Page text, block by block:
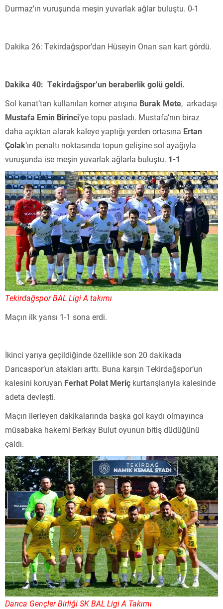
Durmaz’ın vuruşunda meşin yuvarlak ağlar buluştu. 0-1
Dakika 26: Tekirdağspor’dan Hüseyin Onan sarı kart gördü.
Dakika 40: Tekirdağspor’un beraberlik golü geldi.
Sol kanat’tan kullanılan korner atışına Burak Mete, arkadaşı
Mustafa Emin Birinci’ye topu pasladı. Mustafa’nın biraz
daha açıktan alarak kaleye yaptığı yerden ortasına Ertan
Çolak’ın penaltı noktasında topun gelişine sol ayağıyla
vuruşunda ise meşin yuvarlak ağlarla buluştu. 1-1
Tekirdağspor BAL Ligi A takımı
Maçın ilk yarısı 1-1 sona erdi.
İkinci yarıya geçildiğinde özellikle son 20 dakikada
Darıcaspor’un atakları arttı. Buna karşın Tekirdağspor’un
kalesini koruyan Ferhat Polat Meriç kurtarışlarıyla kalesinde
adeta devleşti.
Maçın ilerleyen dakikalarında başka gol kaydı olmayınca
müsabaka hakemi Berkay Bulut oyunun bitiş düdüğünü
çaldı.
Darıca Gençler Birliği SK BAL Ligi A Takımı